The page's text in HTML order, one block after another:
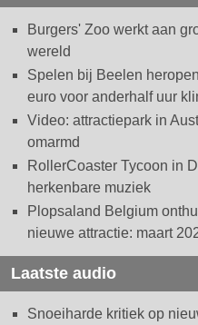
Burgers' Zoo werkt aan
wereld
Spelen bij Beelen
euro voor anderhalf uur
Video: attractiepark in
omarmd
RollerCoaster Tycoon in
herkenbare muziek
Plopsaland Belgium
nieuwe attractie: maart
Laatste audio
Snoeiharde kritiek op